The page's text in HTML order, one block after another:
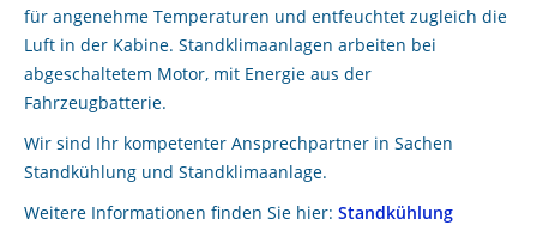
für angenehme Temperaturen und entfeuchtet zugleich die
Luft in der Kabine. Standklimaanlagen arbeiten bei
abgeschaltetem Motor, mit Energie aus der
Fahrzeugbatterie.
Wir sind Ihr kompetenter Ansprechpartner in Sachen
Standkühlung und Standklimaanlage.
Weitere Informationen finden Sie hier: Standkühlung